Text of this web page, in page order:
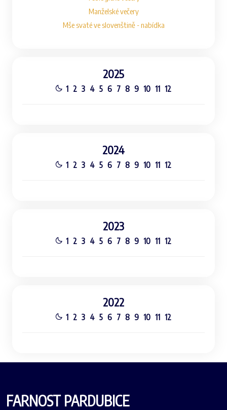
Manželské večery
Mše svaté ve slovenštině - nabídka
2025
1 2 3 4 5 6 7 8 9 10 11 12
2024
1 2 3 4 5 6 7 8 9 10 11 12
2023
1 2 3 4 5 6 7 8 9 10 11 12
2022
1 2 3 4 5 6 7 8 9 10 11 12
FARNOST PARDUBICE